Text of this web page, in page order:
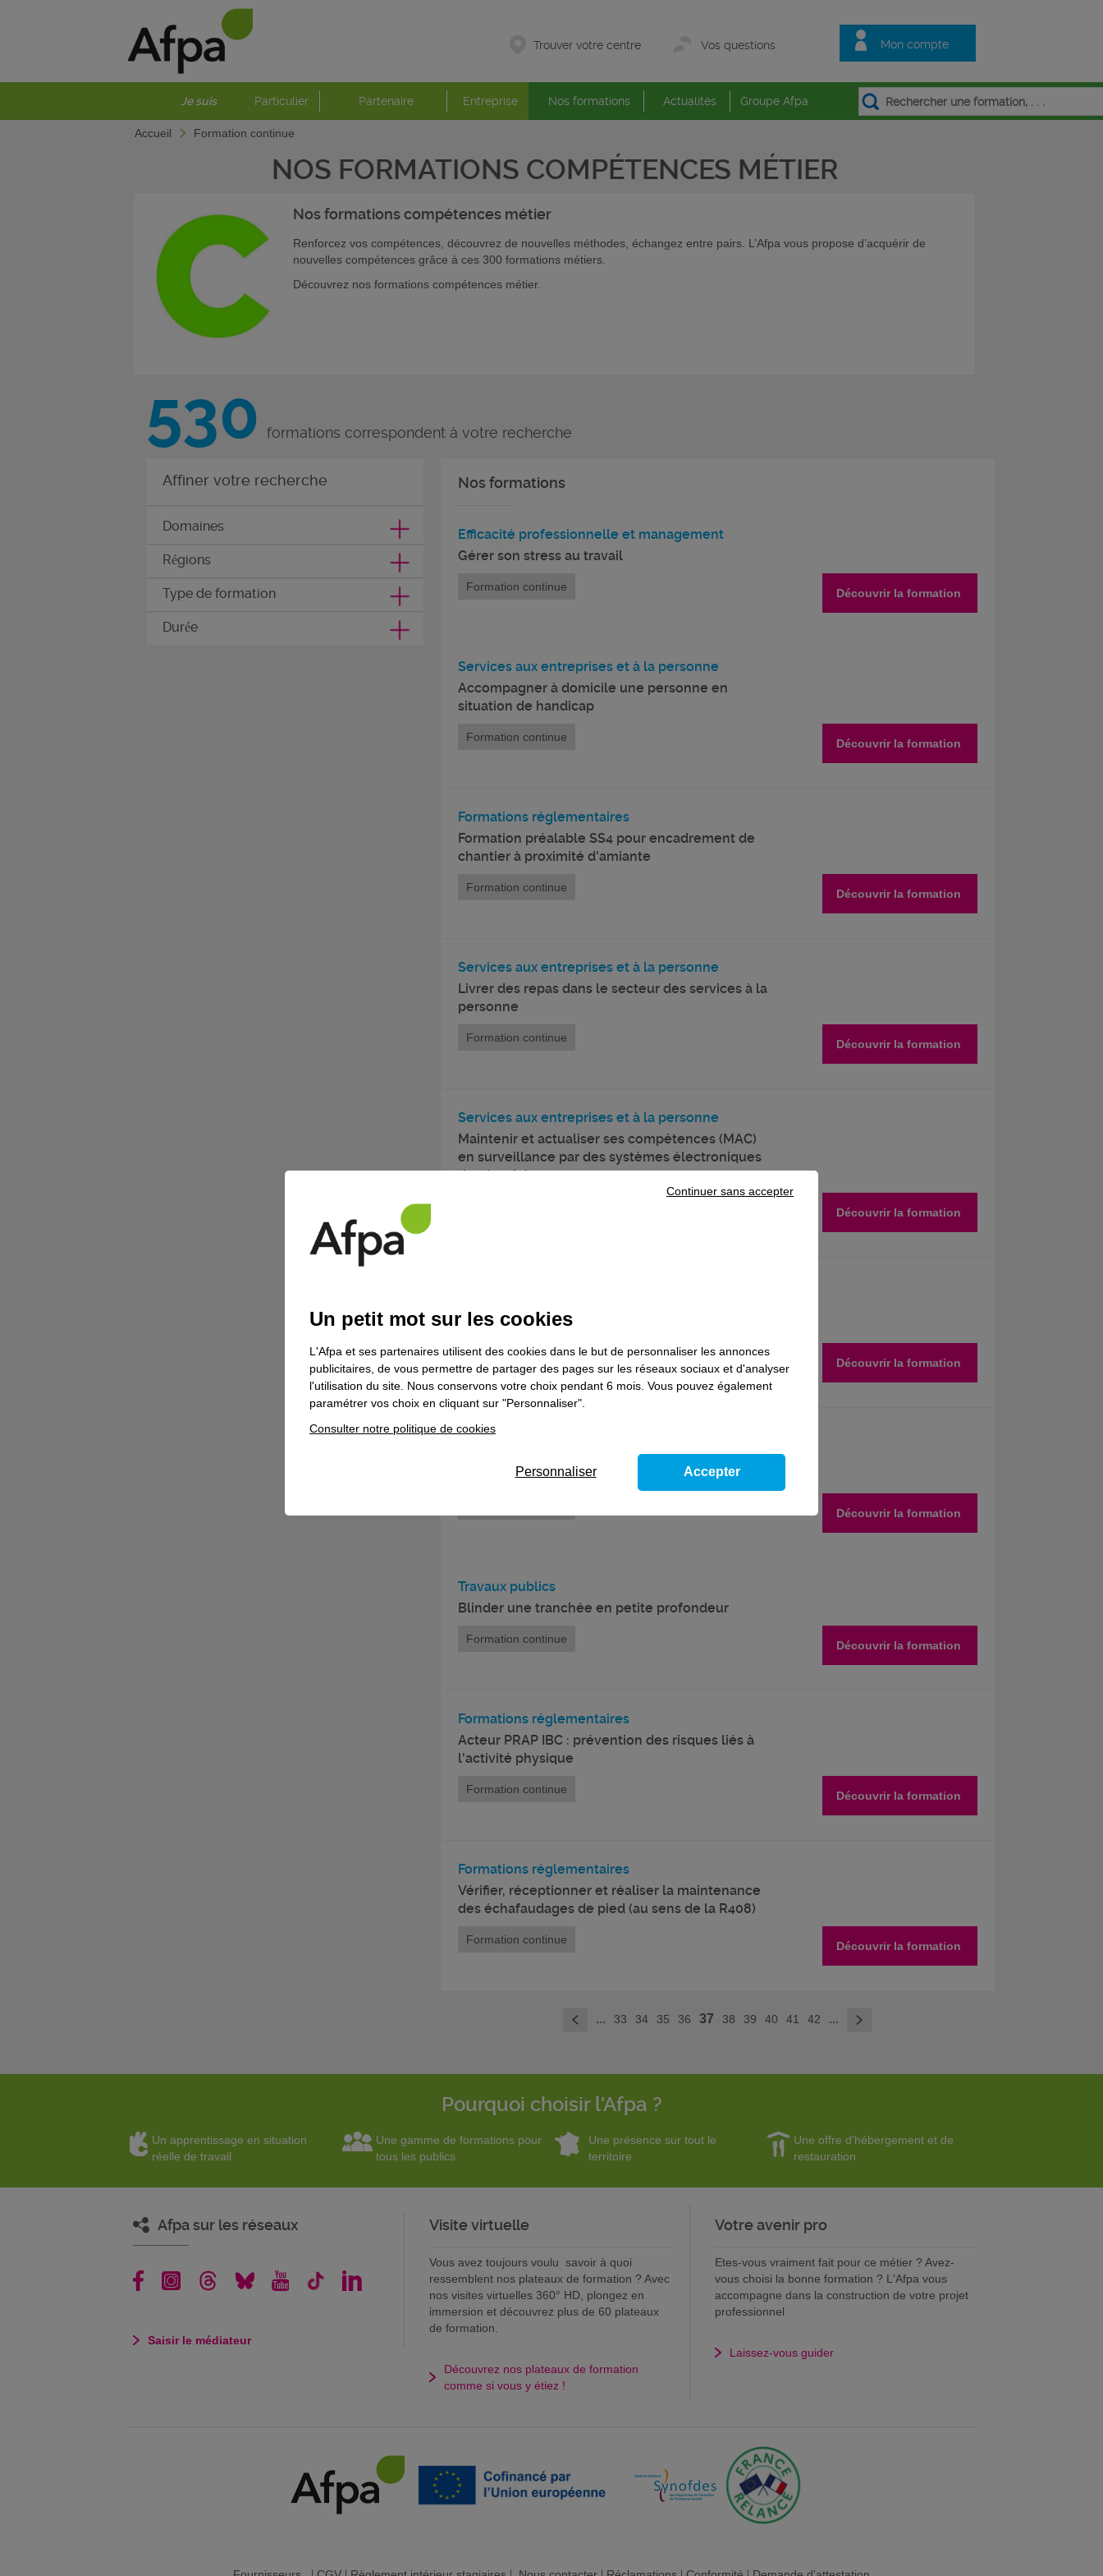
Mon compte
Trouver votre centre Vos questions
Je suis Particulier Partenaire Entreprise Nos formations Actualités Groupe Afpa
Accueil Formation continue
NOS FORMATIONS COMPÉTENCES MÉTIER
Nos formationscompétences métier
Renforcez vos compétences, découvrez de nouvelles méthodes, échangez entre pairs. L’Afpa vous propose d’acquérir de
nouvelles compétences grâce à ces 300 formations métiers.
Découvrez nos formations compétences métier.
530 formations correspondent à votre recherche
Affiner votre recherche
Domaines
Régions
Type de formation
Durée
Nos formations
Efficacité professionnelle et management
Gérer son stress au travail
Formation continue Découvrir la formation
Services aux entreprises et à la personne
Accompagner à domicile une personne en
situation de handicap
Formation continue Découvrir la formation
Formations réglementaires
Formation préalable SS4 pour encadrement de
chantier à proximité d'amiante
Formation continue Découvrir la formation
Services aux entreprises et à la personne
Livrer des repas dans le secteur des services à la
personne
Formation continue Découvrir la formation
Services aux entreprises et à la personne
Maintenir et actualiser ses compétences (MAC)
en surveillance par des systèmes électroniques
de sécurité
Découvrir la formation
tension module émergence
Formation continue Découvrir la formation
Services aux entreprises et à la personne
Réaliser l'entretien courant manuel des locaux -
Découvrir la formation
Travaux publics
Blinder une tranchée en petite profondeur
Formation continue Découvrir la formation
Formations réglementaires
Acteur PRAP IBC : prévention des risques liés à
l'activité physique
Formation continue Découvrir la formation
Formations réglementaires
Vérifier, réceptionner et réaliser la maintenance
des échafaudages de pied (au sens de la R408)
Formation continue Découvrir la formation
< ... 33 34 35 36 37 38 39 40 41 42 ... >
Pourquoi choisir l'Afpa ?
Un apprentissage en situation
réelle de travail
Une gamme de formations pour
tous les publics
Une présence sur tout le
territoire
Une offre d'hébergement et de
restauration
Afpa sur les réseaux
Saisir le médiateur
Visite virtuelle
Vous avez toujours voulu savoir à quoi
ressemblent nos plateaux de formation ? Avec
nos visites virtuelles 360° HD, plongez en
immersion et découvrez plus de 60 plateaux
de formation.
Découvrez nos plateaux de formation
comme si vous y étiez !
Votre avenir pro
Etes-vous vraiment fait pour ce métier ? Avez-
vous choisi la bonne formation ? L'Afpa vous
accompagne dans la construction de votre projet
professionnel
Laissez-vous guider
Un petit mot sur les cookies
L'Afpa et ses partenaires utilisent des cookies dans le but de personnaliser les annonces
publicitaires, de vous permettre de partager des pages sur les réseaux sociaux et d'analyser
l'utilisation du site. Nous conservons votre choix pendant 6 mois. Vous pouvez également
paramétrer vos choix en cliquant sur "Personnaliser".
Consulter notre politique de cookies
Continuer sans accepter
Personnaliser Accepter